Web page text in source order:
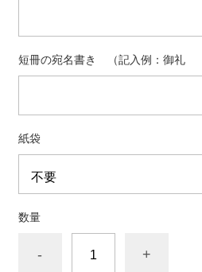
短冊の宛名書き （記入例：御礼
紙袋
数量
- +